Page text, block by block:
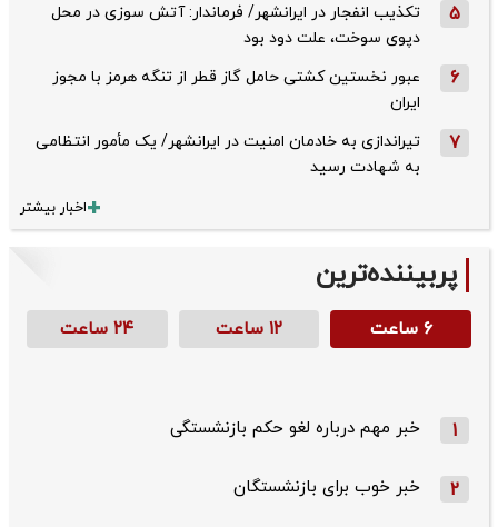
5
تکذیب ‌انفجار در ایرانشهر/ فرماندار: آتش سوزی در محل
دپوی سوخت، علت دود بود
6
عبور نخستین کشتی حامل گاز قطر از تنگه هرمز با مجوز
ایران
7
تیراندازی به خادمان امنیت در ایرانشهر/ یک مأمور انتظامی
به شهادت رسید
اخبار بیشتر
پربیننده‌ترین
۶ ساعت ۱۲ ساعت ۲۴ ساعت
1 خبر مهم درباره لغو حکم بازنشستگی
2 خبر خوب برای بازنشستگان